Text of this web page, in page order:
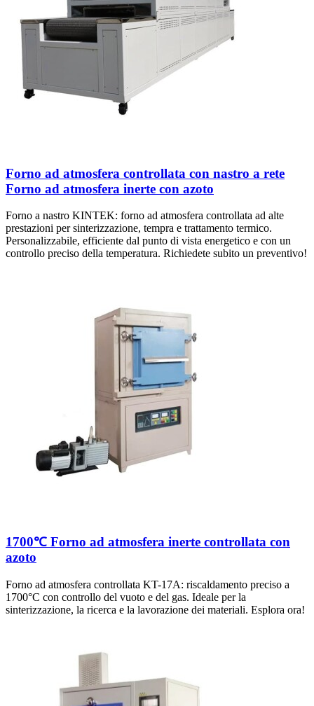
Forno ad atmosfera controllata con nastro a rete
Forno ad atmosfera inerte con azoto
Forno a nastro KINTEK: forno ad atmosfera controllata ad alte
prestazioni per sinterizzazione, tempra e trattamento termico.
Personalizzabile, efficiente dal punto di vista energetico e con un
controllo preciso della temperatura. Richiedete subito un preventivo!
1700℃ Forno ad atmosfera inerte controllata con
azoto
Forno ad atmosfera controllata KT-17A: riscaldamento preciso a
1700°C con controllo del vuoto e del gas. Ideale per la
sinterizzazione, la ricerca e la lavorazione dei materiali. Esplora ora!